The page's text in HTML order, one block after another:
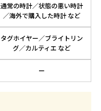
通常の時計／状態の悪い時計
／海外で購入した時計 など
タグホイヤー／ブライトリン
グ／カルティエ など
ー